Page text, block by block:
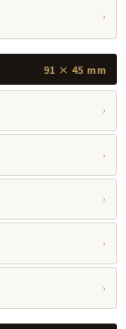
›
91 × 45 mm
›
›
›
›
›